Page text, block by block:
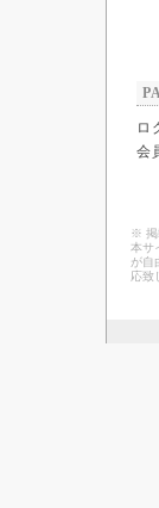
ロ
会
※ 掲
本サ
が自
応致